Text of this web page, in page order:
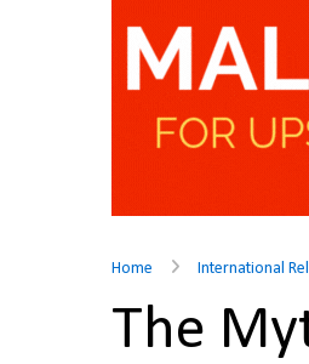
Home International
The